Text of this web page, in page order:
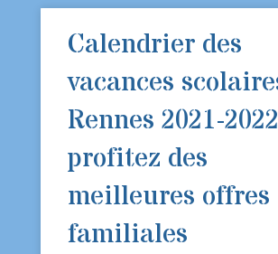
Calendrier des
vacances
Rennes 2021-
profitez des
meilleures offres
familiales